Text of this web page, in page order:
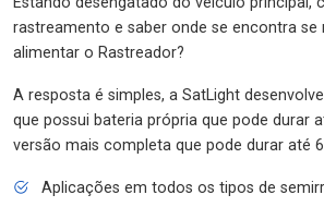
rastreamento e saber onde se encontra se
alimentar o Rastreador?
A resposta é simples, a SatLight
que possui bateria própria que pode durar
versão mais completa que pode durar até
Aplicações em todos os tipos de